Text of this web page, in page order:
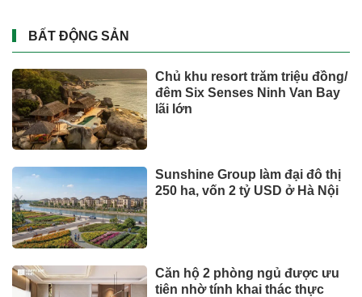
BẤT ĐỘNG SẢN
Chủ khu resort trăm triệu đồng/
đêm Six Senses Ninh Van Bay
lãi lớn
Sunshine Group làm đại đô thị
250 ha, vốn 2 tỷ USD ở Hà Nội
Căn hộ 2 phòng ngủ được ưu
tiên nhờ tính khai thác thực